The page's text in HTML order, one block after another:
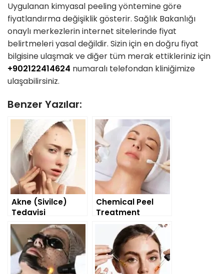
Uygulanan kimyasal peeling yöntemine göre
fiyatlandırma değişiklik gösterir. Sağlık Bakanlığı
onaylı merkezlerin internet sitelerinde fiyat
belirtmeleri yasal değildir. Sizin için en doğru fiyat
bilgisine ulaşmak ve diğer tüm merak ettikleriniz için
+902122414624 numaralı telefondan kliniğimize
ulaşabilirsiniz.
Benzer Yazılar:
Akne (Sivilce)
Tedavisi
Chemical Peel
Treatment